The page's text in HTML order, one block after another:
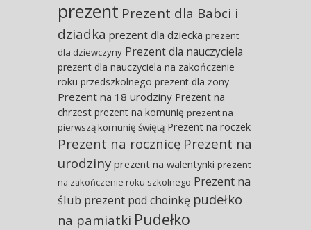
prezent Prezent dla Babci i
dziadka prezent dla dziecka prezent
dla dziewczyny Prezent dla nauczyciela
prezent dla nauczyciela na zakończenie
roku przedszkolnego prezent dla żony
Prezent na 18 urodziny Prezent na
chrzest prezent na komunię prezent na
pierwszą komunię świętą Prezent na roczek
Prezent na rocznicę Prezent na
urodziny prezent na walentynki prezent
na zakończenie roku szkolnego Prezent na
ślub prezent pod choinkę pudełko
na pamiatki Pudełko